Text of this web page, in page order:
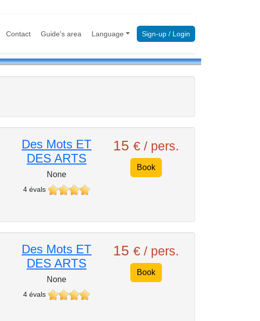
Contact Guide's area Language Sign-up / Login
Des Mots ET
DES ARTS
None
4 évals
15€ / pers.
Book
Des Mots ET
DES ARTS
None
4 évals
15€ / pers.
Book